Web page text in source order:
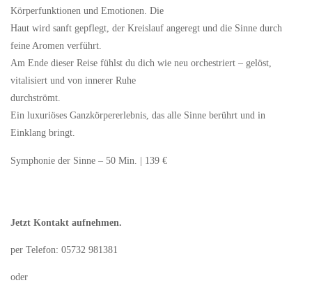
Körperfunktionen und Emotionen. Die
Haut wird sanft gepflegt, der Kreislauf angeregt und die Sinne durch
feine Aromen verführt.
Am Ende dieser Reise fühlst du dich wie neu orchestriert – gelöst,
vitalisiert und von innerer Ruhe
durchströmt.
Ein luxuriöses Ganzkörpererlebnis, das alle Sinne berührt und in
Einklang bringt.
Symphonie der Sinne – 50 Min. | 139 €
Jetzt Kontakt aufnehmen.
per Telefon: 05732 981381
oder